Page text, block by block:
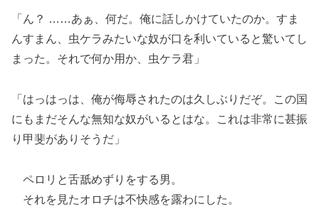
「ん？ ……あぁ、何だ。俺に話しかけていたのか。すま
んすまん、虫ケラみたいな奴が口を利いていると驚いてし
まった。それで何か用か、虫ケラ君」
「はっはっは、俺が侮辱されたのは久しぶりだぞ。この国
にもまだそんな無知な奴がいるとはな。これは非常に甚振
り甲斐がありそうだ」
ペロリと舌舐めずりをする男。
それを見たオロチは不快感を露わにした。